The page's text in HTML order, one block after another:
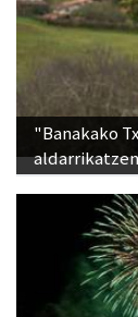
"Banakako